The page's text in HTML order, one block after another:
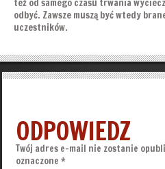
odbyć. Zawsze muszą być wtedy
uczestników.
ODPOWIEDZ
Twój adres e-mail nie zostanie
oznaczone *